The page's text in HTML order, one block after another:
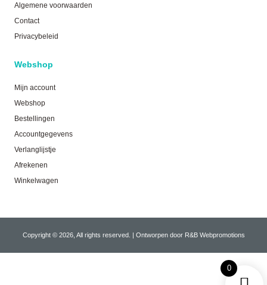
Algemene voorwaarden
Contact
Privacybeleid
Webshop
Mijn account
Webshop
Bestellingen
Accountgegevens
Verlanglijstje
Afrekenen
Winkelwagen
Copyright © 2026, All rights reserved. | Ontworpen door R&B Webpromotions
0